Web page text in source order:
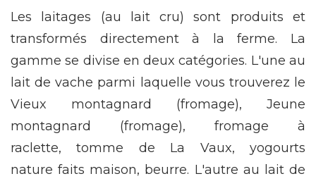
Les laitages (au lait cru) sont produits et
transformés directement à la ferme. La
gamme se divise en deux catégories. L'une au
lait de vache parmi laquelle vous trouverez le
Vieux montagnard (fromage), Jeune
montagnard (fromage), fromage à
raclette, tomme de La Vaux, yogourts
nature faits maison, beurre. L'autre au lait de